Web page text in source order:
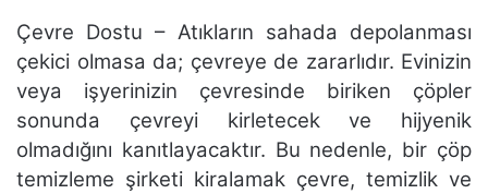
Çevre Dostu – Atıkların sahada depolanması
çekici olmasa da; çevreye de zararlıdır. Evinizin
veya işyerinizin çevresinde biriken çöpler
sonunda çevreyi kirletecek ve hijyenik
olmadığını kanıtlayacaktır. Bu nedenle, bir çöp
temizleme şirketi kiralamak çevre, temizlik ve